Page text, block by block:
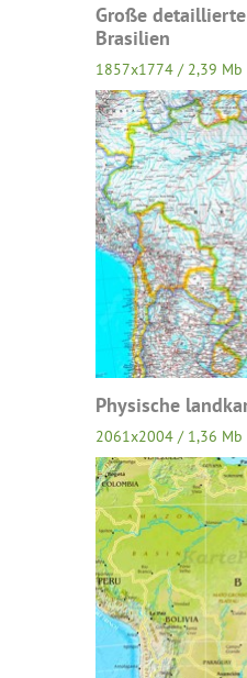
Große
Brasilien
1857x1774 / 2,39 Mb
Physische
2061x2004 / 1,36 Mb